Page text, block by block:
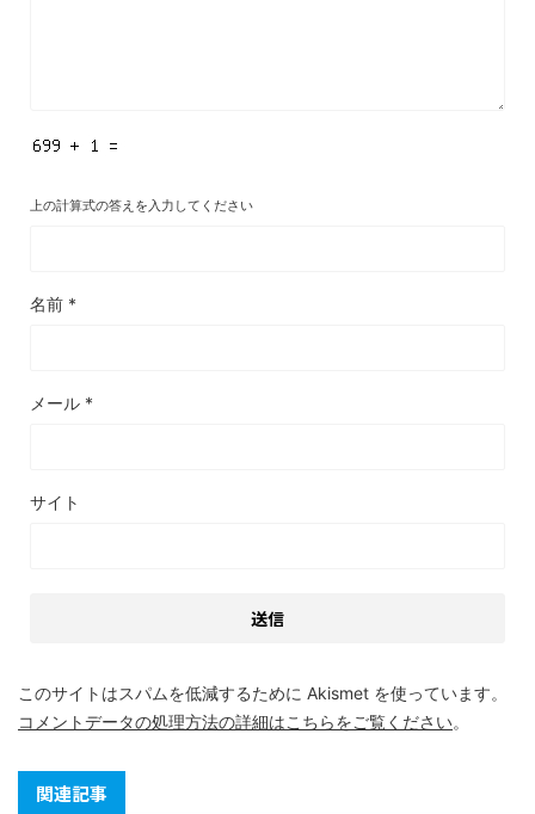
上の計算式の答えを入力してください
名前 *
メール *
サイト
このサイトはスパムを低減するために Akismet を使っています。
コメントデータの処理方法の詳細はこちらをご覧ください。
関連記事